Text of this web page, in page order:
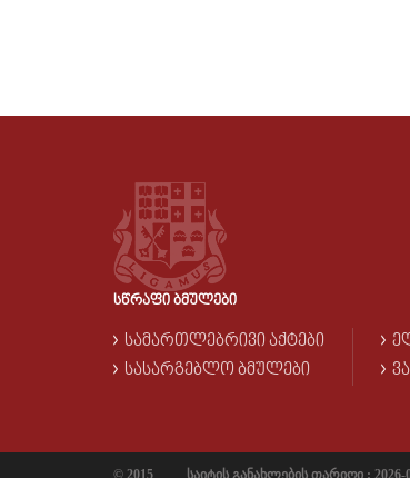
ᲡᲬᲠᲐᲤᲘ ᲑᲛᲣᲚᲔᲑᲘ
ᲡᲐᲛᲐᲠᲗᲚᲔᲑᲠᲘᲕᲘ ᲐᲥᲢᲔᲑᲘ
ᲡᲐᲡᲐᲠᲒᲔᲑᲚᲝ ᲑᲛᲣᲚᲔᲑᲘ
© 2015 საიტის განახლების თარიღი : 2026-